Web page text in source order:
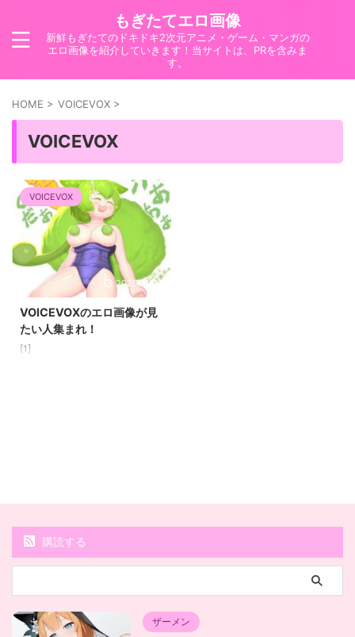
もぎたてエロ画像
新鮮もぎたてのドキドキ2次元アニメ・ゲーム・マンガの
エロ画像を紹介していきます！当サイトは、PRを含みま
す。
HOME > VOICEVOX >
VOICEVOX
VOICEVOX
2025/11/24
VOICEVOXのエロ画像が見
たい人集まれ！
[1]
購読する
ザーメン